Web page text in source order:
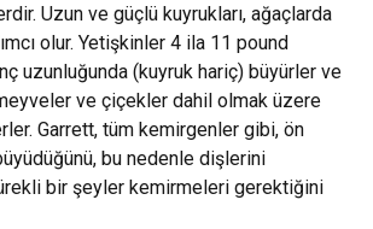
Uzun ve güçlü kuyrukları, ağaçlarda
olur. Yetişkinler 4 ila 11 pound
uzunluğunda (kuyruk hariç) büyürler ve
ve çiçekler dahil olmak üzere
Garrett, tüm kemirgenler gibi, ön
bu nedenle dişlerini
bir şeyler kemirmeleri gerektiğini